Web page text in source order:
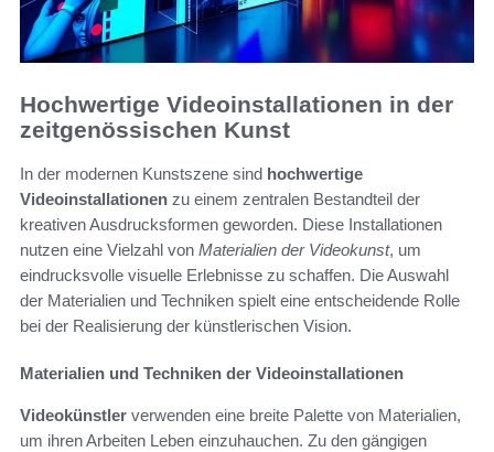
Hochwertige Videoinstallationen in der
zeitgenössischen Kunst
In der modernen Kunstszene sind hochwertige
Videoinstallationen zu einem zentralen Bestandteil der
kreativen Ausdrucksformen geworden. Diese Installationen
nutzen eine Vielzahl von Materialien der Videokunst, um
eindrucksvolle visuelle Erlebnisse zu schaffen. Die Auswahl
der Materialien und Techniken spielt eine entscheidende Rolle
bei der Realisierung der künstlerischen Vision.
Materialien und Techniken der Videoinstallationen
Videokünstler verwenden eine breite Palette von Materialien,
um ihren Arbeiten Leben einzuhauchen. Zu den gängigen